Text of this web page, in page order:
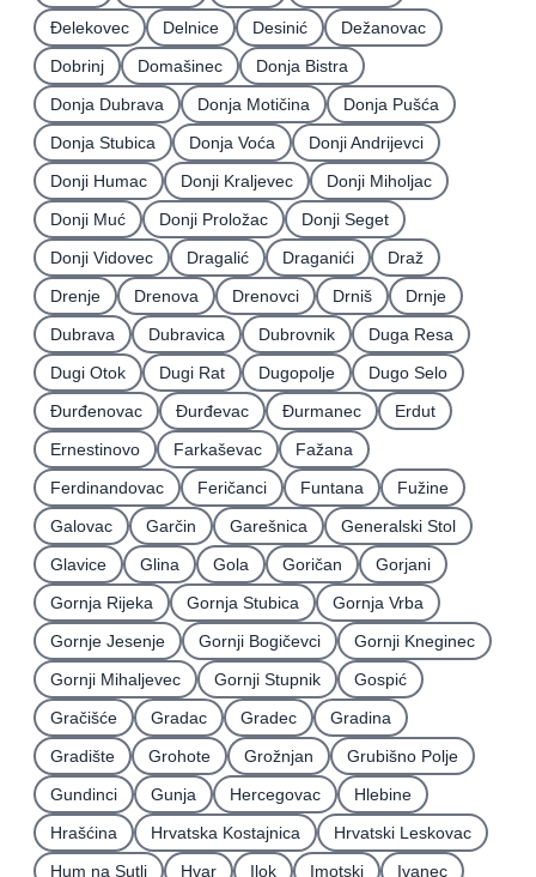
Ðelekovec
Delnice Desinić
Dežanovac
Dobrinj
Domašinec
Donja Bistra
Donja Dubrava
Donja Motičina
Donja Pušća
Donja Stubica
Donja Voća
Donji Andrijevci
Donji Humac
Donji Kraljevec
Donji Miholjac
Donji Muć
Donji Proložac
Donji Seget
Donji Vidovec
Dragalić Draganići
Draž
Drenje
Drenova Drenovci Drniš
Drnje
Dubrava
Dubravica Dubrovnik
Duga Resa
Dugi Otok
Dugi Rat Dugopolje
Dugo Selo
Ðurđenovac
Ðurđevac Ðurmanec
Erdut
Ernestinovo
Farkaševac
Fažana
Ferdinandovac
Feričanci Funtana
Fužine
Galovac
Garčin Garešnica
Generalski Stol
Glavice
Glina Gola Goričan
Gorjani
Gornja Rijeka
Gornja Stubica
Gornja Vrba
Gornje Jesenje
Gornji Bogičevci
Gornji Kneginec
Gornji Mihaljevec
Gornji Stupnik
Gospić
Gračišće
Gradac Gradec
Gradina
Gradište
Grohote Grožnjan
Grubišno Polje
Gundinci
Gunja Hercegovac
Hlebine
Hrašćina
Hrvatska Kostajnica
Hrvatski Leskovac
Hum na Sutli
Hvar Ilok Imotski Ivanec